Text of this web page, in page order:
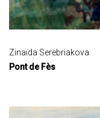
Zinaïda Serebriakova
Pont de Fès